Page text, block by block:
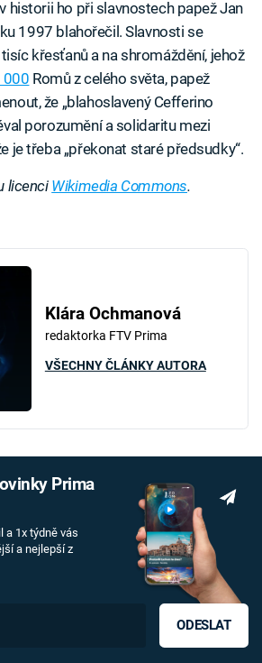
historii ho při slavnostech papež Jan
1997 blahořečil. Slavnosti se
křesťanů a na shromáždění, jehož
000 Romů z celého světa, papež
že „blahoslavený Cefferino
porozumění a solidaritu mezi
je třeba „překonat staré předsudky“.
licenci Wikimedia Commons.
Klára Ochmanová
redaktorka FTV Prima
VŠECHNY ČLÁNKY AUTORA
Prima
a 1x týdně vás
a nejlepší z
ODESLAT